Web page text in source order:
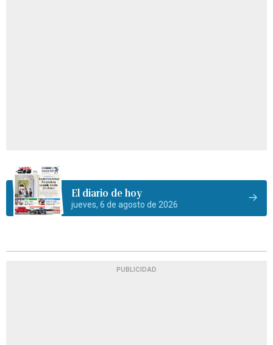
El diario de hoy
jueves, 6 de agosto de 2026
PUBLICIDAD